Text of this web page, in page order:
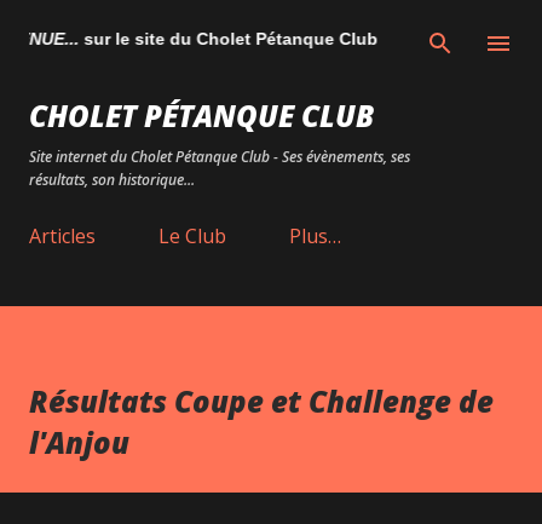
Accéder au contenu principal
sur le site du Cholet Pétanque Club
CHOLET PÉTANQUE CLUB
Site internet du Cholet Pétanque Club - Ses évènements, ses
résultats, son historique...
Articles Le Club Plus…
Résultats Coupe et Challenge de
l'Anjou